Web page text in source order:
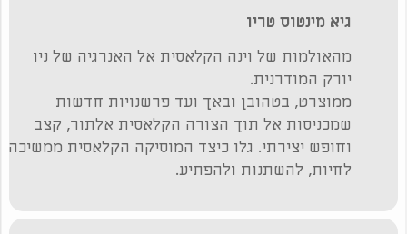
גיא מינטוס טריו
מהאולמות של וינה הקלאסית אל האנרגיה של ניו
יורק המודרנית.
ממוצרט, בטהובן ובאך ועד פרשנויות חדשות
שמכניסות אל תוך הצורה הקלאסית אלתור, קצב
וחופש יצירתי. גלו כיצד המוסיקה הקלאסית ממשיכה
לחיות, להשתנות ולהפתיע.